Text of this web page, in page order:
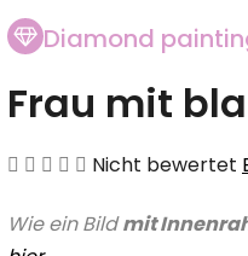
Diamond
Frau mit
Die
Nicht bewertet
Wie ein Bildmit